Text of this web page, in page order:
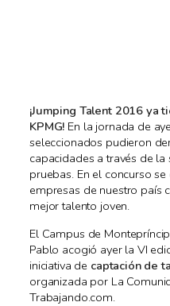
¡Jumping Talent 2016 ya
KPMG! En la jornada de
seleccionados pudieron
capacidades a través de
pruebas. En el concurso
empresas de nuestro país
mejor talento joven.
El Campus de
Pablo acogió ayer la VI
iniciativa de captación de
organizada por La
Trabajando.com.